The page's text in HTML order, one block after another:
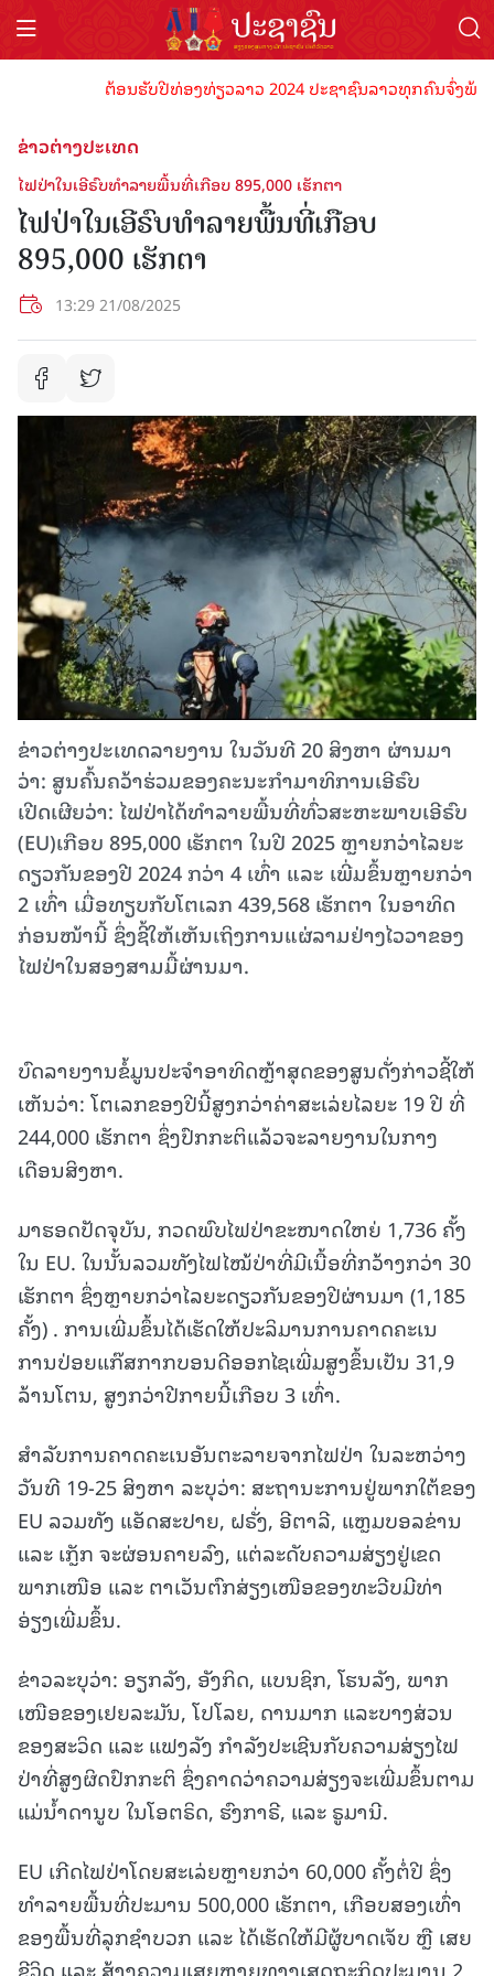
ຕ້ອນຮັບປີທ່ອງທ່ຽວລາວ 2024 ປະຊາຊົນລາວທຸກຄົນຈົ່ງພ້ອ
ຂ່າວຕ່າງປະເທດ
ໄຟປ່າໃນເອີຣົບທຳລາຍພື້ນທີ່ເກືອບ 895,000 ເຮັກຕາ
ໄຟປ່າໃນເອີຣົບທຳລາຍພື້ນທີ່ເກືອບ
895,000 ເຮັກຕາ
13:29 21/08/2025
ຂ່າວຕ່າງປະເທດລາຍງານ ໃນວັນທີ 20 ສິງຫາ ຜ່ານມາ
ວ່າ: ສູນຄົ້ນຄວ້າຮ່ວມຂອງຄະນະກຳມາທິການເອີຣົບ
ເປີດເຜີຍວ່າ: ໄຟປ່າໄດ້ທໍາລາຍພື້ນທີ່ທົ່ວສະຫະພາບເອີຣົບ
(EU)ເກືອບ 895,000 ເຮັກຕາ ໃນປີ 2025 ຫຼາຍກວ່າໄລຍະ
ດຽວກັນຂອງປີ 2024 ກວ່າ 4 ເທົ່າ ແລະ ເພີ່ມຂຶ້ນຫຼາຍກວ່າ
2 ເທົ່າ ເມື່ອທຽບກັບໂຕເລກ 439,568 ເຮັກຕາ ໃນອາທິດ
ກ່ອນໜ້ານີ້ ຊຶ່ງຊີ້ໃຫ້ເຫັນເຖິງການແຜ່ລາມຢ່າງໄວວາຂອງ
ໄຟປ່າໃນສອງສາມມື້ຜ່ານມາ.
ບົດລາຍງານຂໍ້ມູນປະຈໍາອາທິດຫຼ້າສຸດຂອງສູນດັ່ງກ່າວຊີ້ໃຫ້
ເຫັນວ່າ: ໂຕເລກຂອງປີນີ້ສູງກວ່າຄ່າສະເລ່ຍໄລຍະ 19 ປີ ທີ່
244,000 ເຮັກຕາ ຊຶ່ງປົກກະຕິແລ້ວຈະລາຍງານໃນກາງ
ເດືອນສິງຫາ.
ມາຮອດປັດຈຸບັນ, ກວດພົບໄຟປ່າຂະໜາດໃຫຍ່ 1,736 ຄັ້ງ
ໃນ EU. ໃນນັ້ນລວມທັງໄຟໄໝ້ປ່າທີ່ມີເນື້ອທີ່ກວ້າງກວ່າ 30
ເຮັກຕາ ຊຶ່ງຫຼາຍກວ່າໄລຍະດຽວກັນຂອງປີຜ່ານມາ (1,185
ຄັ້ງ) . ການເພີ່ມຂຶ້ນໄດ້ເຮັດໃຫ້ປະລິມານການຄາດຄະເນ
ການປ່ອຍແກ໊ສກາກບອນດີອອກໄຊເພີ່ມສູງຂຶ້ນເປັນ 31,9
ລ້ານໂຕນ, ສູງກວ່າປີກາຍນີ້ເກືອບ 3 ເທົ່າ.
ສຳລັບການຄາດຄະເນອັນຕະລາຍຈາກໄຟປ່າ ໃນລະຫວ່າງ
ວັນທີ 19-25 ສິງຫາ ລະບຸວ່າ: ສະຖານະການຢູ່ພາກໃຕ້ຂອງ
EU ລວມທັງ ແອັດສະປາຍ, ຝຣັ່ງ, ອີຕາລີ, ແຫຼມບອລຂ່ານ
ແລະ ເກຼັກ ຈະຜ່ອນຄາຍລົງ, ແຕ່ລະດັບຄວາມສ່ຽງຢູ່ເຂດ
ພາກເໜືອ ແລະ ຕາເວັນຕົກສ່ຽງເໜືອຂອງທະວີບມີທ່າ
ອ່ຽງເພີ່ມຂຶ້ນ.
ຂ່າວລະບຸວ່າ: ອຽກລັງ, ອັງກິດ, ແບນຊິກ, ໂຮນລັງ, ພາກ
ເໜືອຂອງເຢຍລະມັນ, ໂປໂລຍ, ດານມາກ ແລະບາງສ່ວນ
ຂອງສະວິດ ແລະ ແຟງລັງ ກໍາລັງປະເຊີນກັບຄວາມສ່ຽງໄຟ
ປ່າທີ່ສູງຜິດປົກກະຕິ ຊຶ່ງຄາດວ່າຄວາມສ່ຽງຈະເພີ່ມຂຶ້ນຕາມ
ແມ່ນໍ້າດານູບ ໃນໂອຕຣິດ, ຮົງກາຣີ, ແລະ ຣູມານີ.
EU ເກີດໄຟປ່າໂດຍສະເລ່ຍຫຼາຍກວ່າ 60,000 ຄັ້ງຕໍ່ປີ ຊຶ່ງ
ທໍາລາຍພື້ນທີ່ປະມານ 500,000 ເຮັກຕາ, ເກືອບສອງເທົ່າ
ຂອງພື້ນທີ່ລຸກຊຳບວກ ແລະ ໄດ້ເຮັດໃຫ້ມີຜູ້ບາດເຈັບ ຫຼື ເສຍ
ຊີວິດ ແລະ ສ້າງຄວາມເສຍຫາຍທາງເສດຖະກິດປະມານ 2